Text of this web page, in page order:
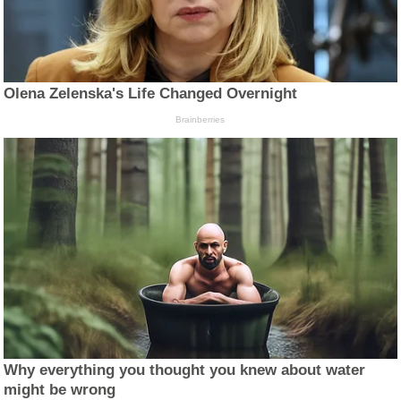
Olena Zelenska's Life Changed Overnight
Brainberries
Why everything you thought you knew about water
might be wrong